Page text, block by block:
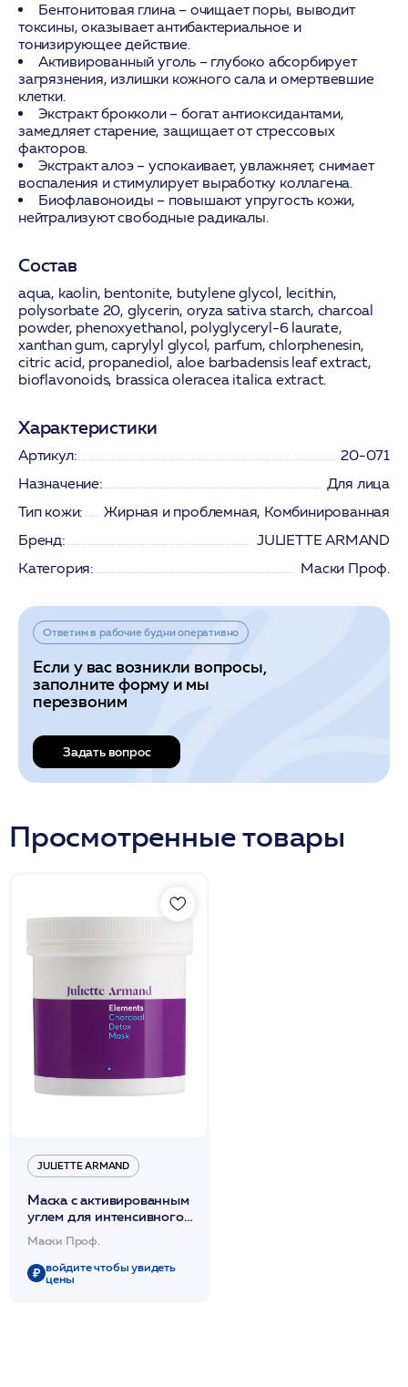
Бентонитовая глина– очищает поры, выводит
токсины, оказывает антибактериальное и
тонизирующее действие.
Активированный уголь – глубоко абсорбирует
загрязнения, излишки кожного сала и омертвевшие
клетки.
Экстракт брокколи– богат антиоксидантами,
замедляет старение, защищает от стрессовых
факторов.
Экстракт алоэ– успокаивает, увлажняет, снимает
воспаления и стимулирует выработку коллагена.
Биофлавоноиды – повышают упругость кожи,
нейтрализуют свободные радикалы.
Состав
aqua, kaolin, bentonite, butylene glycol, lecithin,
polysorbate 20, glycerin, oryza sativa starch, charcoal
powder, phenoxyethanol, polyglyceryl-6 laurate,
xanthan gum, caprylyl glycol, parfum, chlorphenesin,
citric acid, propanediol, aloe barbadensis leaf extract,
bioflavonoids, brassica oleracea italica extract.
Характеристики
Артикул:
20-071
Назначение:
Для лица
Тип кожи:
Жирная и проблемная, Комбинированная
Бренд:
JULIETTE ARMAND
Категория:
Маски Проф.
Ответим в рабочие будни оперативно
Если у вас возникли вопросы,
заполните форму и мы
перезвоним
Задать вопрос
Просмотренные товары
JULIETTE ARMAND
Маска с активированным
углем для интенсивного
Маски Проф.
войдите чтобы увидеть
цены